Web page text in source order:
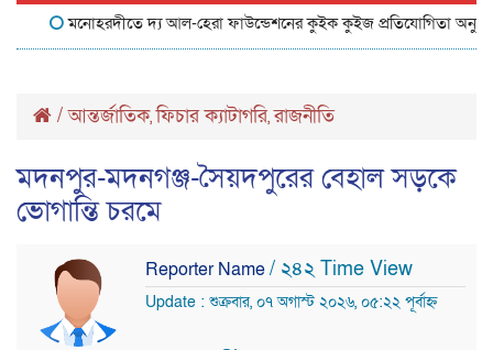
মনোহরদীতে দ্য আল-হেরা ফাউন্ডেশনের কুইক কুইজ প্রতিযোগিতা অনুষ্ঠিত
/আন্তর্জাতিক,ফিচার ক্যাটাগরি,রাজনীতি
মদনপুর-মদনগঞ্জ-সৈয়দপুরের বেহাল সড়কে
ভোগান্তি চরমে
Reporter Name/ ২৪২ Time View
Update : শুক্রবার, ০৭ অগাস্ট ২০২৬, ০৫:২২ পূর্বাহ্ন